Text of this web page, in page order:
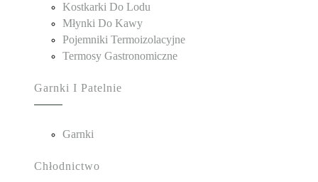
Kostkarki Do Lodu
Młynki Do Kawy
Pojemniki Termoizolacyjne
Termosy Gastronomiczne
Garnki I Patelnie
Garnki
Chłodnictwo